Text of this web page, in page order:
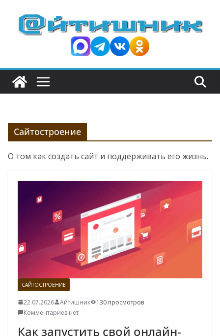
Сайтостроение
О том как создать сайт и поддерживать его жизнь.
САЙТОСТРОЕНИЕ
22.07.2026 Айтишник
130 просмотров
Комментариев нет
Как запустить свой онлайн-